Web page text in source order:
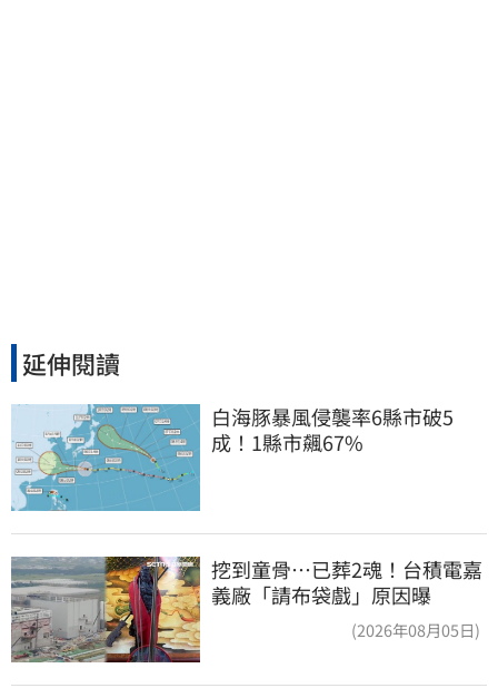
延伸閱讀
白海豚暴風侵襲率6縣市破5
成！1縣市飆67%
挖到童骨…已葬2魂！台積電嘉
義廠「請布袋戲」原因曝
(2026年08月05日)